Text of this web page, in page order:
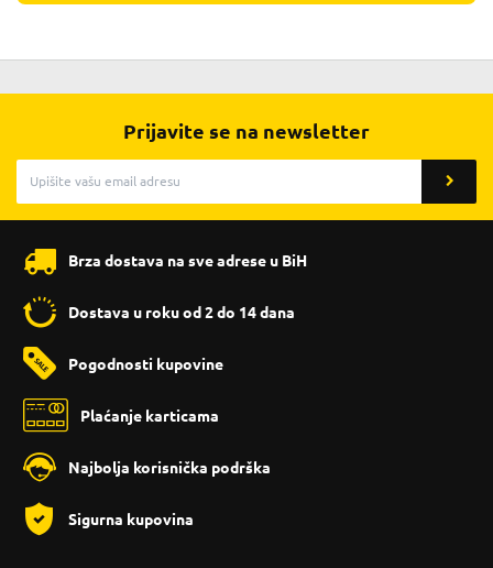
Prijavite se na newsletter
Brza dostava na sve adrese u BiH
Dostava u roku od 2 do 14 dana
Pogodnosti kupovine
Plaćanje karticama
Najbolja korisnička podrška
Sigurna kupovina